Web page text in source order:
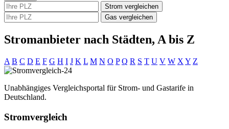
Strom vergleichen
Gas vergleichen
Stromanbieter nach Städten, A bis Z
A B C D E F G H I J K L M N O P Q R S T U V W X Y Z
Unabhängiges Vergleichsportal für Strom- und Gastarife in
Deutschland.
Stromvergleich